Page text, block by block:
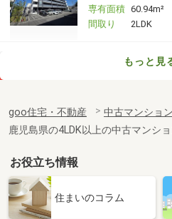
専有面積 60.94m²
間取り
2LDK
鹿児島県鹿児島市谷山中央２丁
専有面積 75.28m²
間取り
3LDK
鹿児島県鹿児島市城西２丁目
価 格
1,790万円
鹿児島
もっと見
goo住宅・不動産 中古マンション
鹿児島県の4LDK以上の中古マンシ
お役立ち情報
住まいのコラム